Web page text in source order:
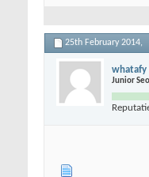
25th February 2014,
whatafy
Junior